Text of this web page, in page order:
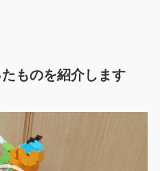
ものを紹介します